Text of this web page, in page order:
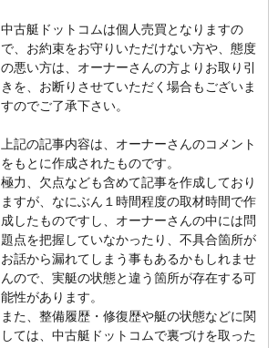
中古艇ドットコムは個人売買となりますの
で、お約束をお守りいただけない方や、態度
の悪い方は、オーナーさんの方よりお取り引
きを、お断りさせていただく場合もございま
すのでご了承下さい。
上記の記事内容は、オーナーさんのコメント
をもとに作成されたものです。
極力、欠点なども含めて記事を作成しており
ますが、なにぶん１時間程度の取材時間で作
成したものですし、オーナーさんの中には問
題点を把握していなかったり、不具合箇所が
お話から漏れてしまう事もあるかもしれませ
んので、実艇の状態と違う箇所が存在する可
能性があります。
また、整備履歴・修復歴や艇の状態などに関
しては、中古艇ドットコムで裏づけを取った